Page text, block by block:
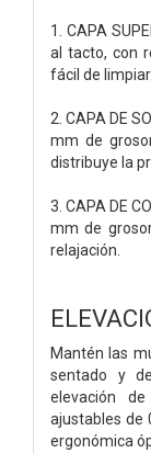
1. CAPA
al tacto, con
fácil de limpiar.
2. CAPA DE
mm de
distribuye la
3. CAPA DE
mm de
relajación.
Mantén las
sentado y
elevación
ajustables de
ergonómica